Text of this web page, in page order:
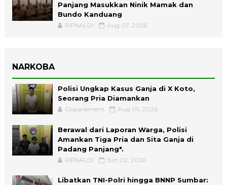
Panjang Masukkan Ninik Mamak dan
Bundo Kanduang
RIFNALDI Aug 07, 2026
NARKOBA
Polisi Ungkap Kasus Ganja di X Koto,
Seorang Pria Diamankan
Goparlement Aug 05, 2026
Berawal dari Laporan Warga, Polisi
Amankan Tiga Pria dan Sita Ganja di
Padang Panjang".
RIFNALDI Jun 02, 2026
Libatkan TNI-Polri hingga BNNP Sumbar: